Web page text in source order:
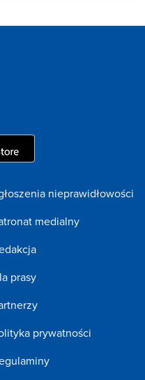
nieprawidłowości
medialny
prasy
prywatności